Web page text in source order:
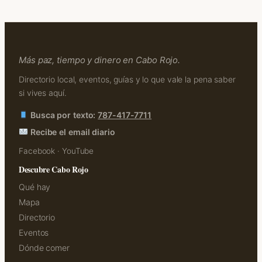
Más paz, tiempo y dinero en Cabo Rojo.
Directorio local, eventos, guías y lo que vale la pena saber
si vives aquí.
Busca por texto:787-417-7711
Recibe el email diario
Facebook · YouTube
Descubre Cabo Rojo
Qué hay
Mapa
Directorio
Eventos
Dónde comer